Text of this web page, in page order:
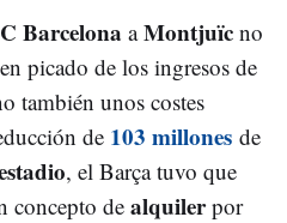
Barcelona aMontjuïc no
picado de los ingresos de
también unos costes
de 103 millones de
, el Barça tuvo que
concepto de alquilerpor